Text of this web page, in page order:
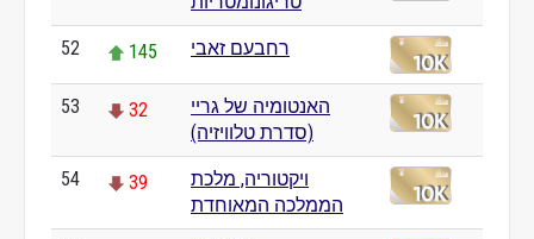
52 145 רחבעם זאבי
53 32
האנטומיה של גריי
(סדרת טלוויזיה)
54 39
ויקטוריה, מלכת
הממלכה המאוחדת